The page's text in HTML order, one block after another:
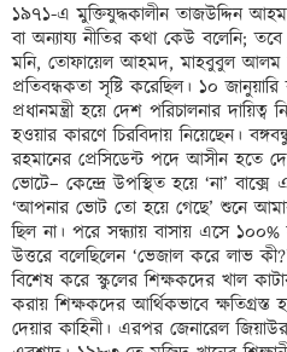
১৯৭১-এ মুক্তিযুদ্ধকালীন তাজউদ্দিন
বা অন্যায্য নীতির কথা কেউ বলেনি;
মনি, তোফায়েল আহমদ, মাহবুবুল আলম
প্রতিবন্ধকতা সৃষ্টি করেছিল। ১০
প্রধানমন্ত্রী হয়ে দেশ পরিচালনার
হওয়ার কারণে চিরবিদায় নিয়েছেন।
রহমানের প্রেসিডেন্ট পদে আসীন হতে
ভোটে– কেন্দ্রে উপস্থিত হয়ে ‘না’
‘আপনার ভোট তো হয়ে গেছে’ শুনে আমার
ছিল না। পরে সন্ধ্যায় বাসায় এসে
উত্তরে বলেছিলেন ‘ভেজাল করে লাভ
বিশেষ করে স্কুলের শিক্ষকদের খাল
করায় শিক্ষকদের আর্থিকভাবে ক্ষতিগ্রস্ত
দেয়ার কাহিনী। এরপর জেনারেল